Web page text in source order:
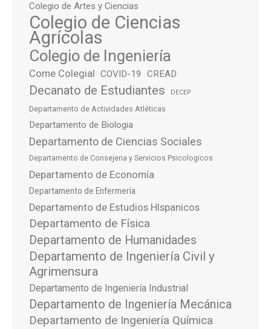
Colegio de Artes y Ciencias
Colegio de Ciencias
Agrícolas
Colegio de Ingeniería
Come Colegial COVID-19 CREAD
Decanato de Estudiantes DECEP
Departamento de Actividades Atléticas
Departamento de Biologia
Departamento de Ciencias Sociales
Departamento de Consejeria y Servicios Psicologicos
Departamento de Economía
Departamento de Enfermería
Departamento de Estudios HIspanicos
Departamento de Física
Departamento de Humanidades
Departamento de Ingeniería Civil y
Agrimensura
Departamento de Ingeniería Industrial
Departamento de Ingeniería Mecánica
Departamento de Ingeniería Química